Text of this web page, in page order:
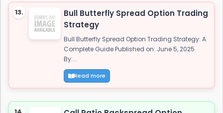
13.
Bull Butterfly Spread Option Trading
Strategy
Bull Butterfly Spread Option Trading Strategy: A
Complete Guide Published on: June 5, 2025
By:...
Read more